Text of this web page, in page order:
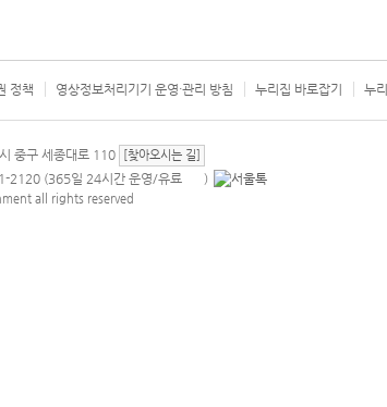
정책 영상정보처리기기 운영·관리 방침 누리집 바로잡기 누
중구 세종대로 110 [찾아오시는 길]
2120 (365일 24시간 운영/유료 안내팝업 열기
)
all rights reserved